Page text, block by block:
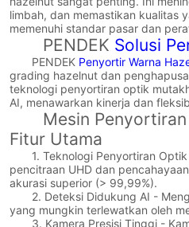
limbah, dan memastikan kualitas
memenuhi standar pasar dan
PENDEK Solusi
PENDEK Penyortir Warna
grading hazelnut dan
teknologi penyortiran optik
AI, menawarkan kinerja dan
Mesin Penyortiran
Fitur Utama
1. Teknologi Penyortiran Optik
pencitraan UHD dan
akurasi superior (> 99,99%).
2. Deteksi Didukung AI -
yang mungkin terlewatkan oleh
3. Kamera Presisi Tinggi -